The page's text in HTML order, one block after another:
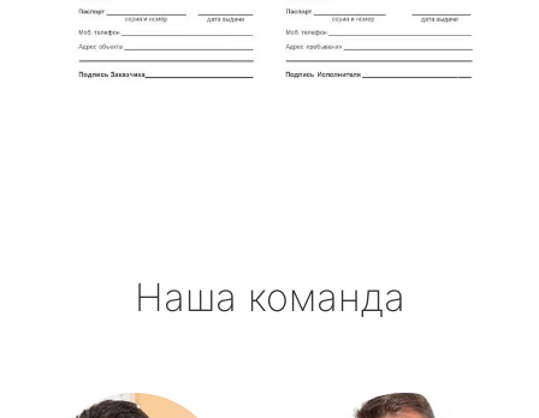
Наша команда